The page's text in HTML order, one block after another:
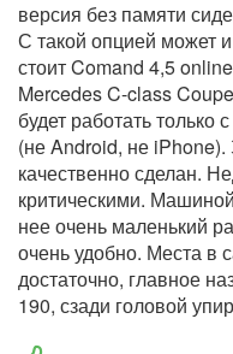
версия без памяти
С такой опцией может
стоит Comand 4,5
Mercedes C-class
будет работать
(не Android, не
качественно сделан.
критическими.
нее очень маленький
очень удобно. Места в
достаточно, главное
190, сзади головой